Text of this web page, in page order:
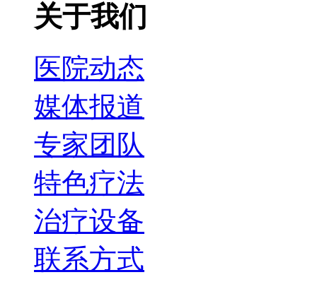
关于我们
医院动态
媒体报道
专家团队
特色疗法
治疗设备
联系方式